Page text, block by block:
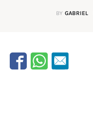
Sobre
BY GABRIEL